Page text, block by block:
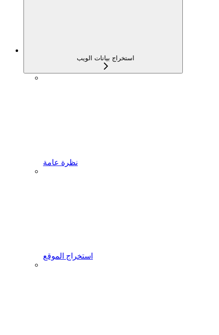
استخراج بيانات الويب
نظرة عامة
استخراج الموقع